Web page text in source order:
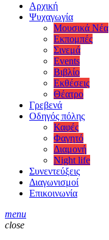
Αρχική
Ψυχαγωγία
Μουσικά Νέα
Εκπομπές
Σινεμά
Events
Βιβλίο
Εκθέσεις
Θέατρο
Γρεβενά
Οδηγός πόλης
Καφές
Φαγητό
Διαμονή
Night life
Συνεντεύξεις
Διαγωνισμοί
Επικοινωνία
menu
close